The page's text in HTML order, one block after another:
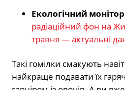
Екологічний
радіаційний фон на
травня — актуальні
Такі гомілки смакують
найкраще подавати їх